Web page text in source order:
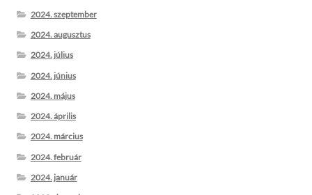
2024. szeptember
2024. augusztus
2024. július
2024. június
2024. május
2024. április
2024. március
2024. február
2024. január